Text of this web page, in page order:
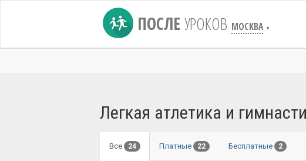
ПОСЛЕ УРОКОВ МОСКВА ▼
Легкая атлетика и
Все 24 Платные 22 Бесплатные 2